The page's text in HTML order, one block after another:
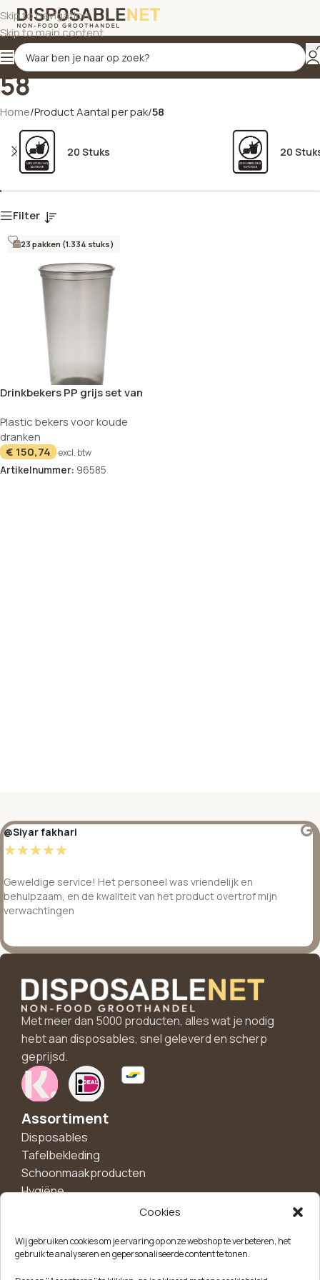
Cookies
Wij gebruiken cookies om je ervaring op onze webshop te verbeteren, het
gebruik te analyseren en gepersonaliseerde content te tonen.
Skip to navigation
Skip to main content
58
Home/Product Aantal per pak/58
20 Stuks 20
Filter
23 pakken (1.334 stuks)
Drinkbekers PP grijs set van
Plastic bekers voor koude
dranken
€ 150,74 excl. btw
Artikelnummer: 96585
@Siyar fakhari
☆☆☆☆☆
Geweldige service! Het personeel was vriendelijk en
behulpzaam, en de kwaliteit van het product overtrof mijn
verwachtingen
Met meer dan 5000 producten, alles wat je nodig
hebt aan disposables, snel geleverd en scherp
geprijsd.
Assortiment
Disposables
Tafelbekleding
Schoonmaakproducten
Hygiëne
Bekers
Feest en decoratie